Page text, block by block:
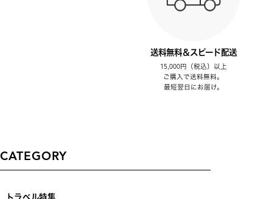
送料無料＆スピード配送
15,000円（税込）以上
ご購入で送料無料。
最短翌日にお届け。
CATEGORY